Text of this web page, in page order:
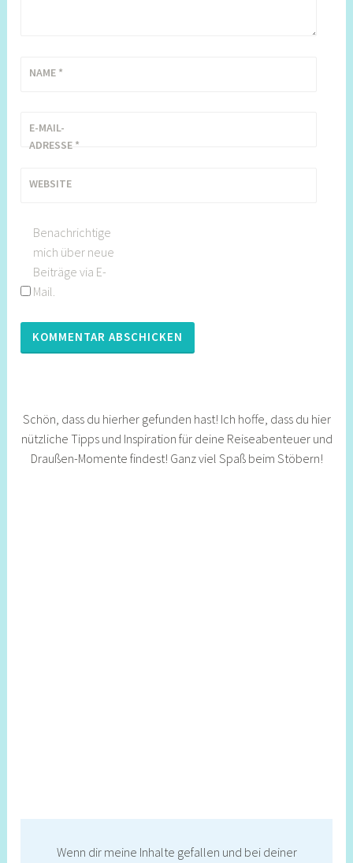
NAME *
E-MAIL-
ADRESSE *
WEBSITE
Benachrichtige
mich über neue
Beiträge via E-
Mail.
Schön, dass du hierher gefunden hast! Ich hoffe, dass du hier
nützliche Tipps und Inspiration für deine Reiseabenteuer und
Draußen-Momente findest! Ganz viel Spaß beim Stöbern!
Wenn dir meine Inhalte gefallen und bei deiner